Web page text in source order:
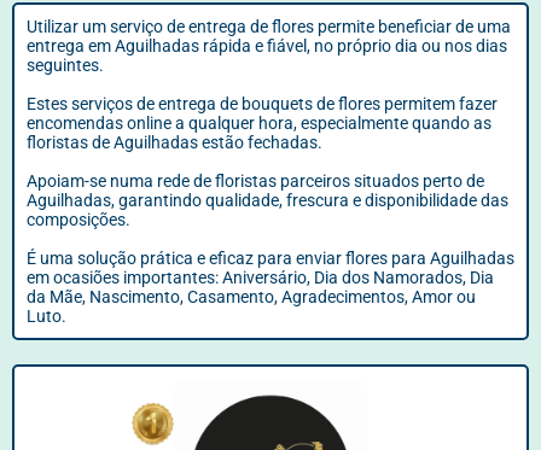
Utilizar um serviço de entrega de flores permite beneficiar de uma
entrega em Aguilhadas rápida e fiável, no próprio dia ou nos dias
seguintes.
Estes serviços de entrega de bouquets de flores permitem fazer
encomendas online a qualquer hora, especialmente quando as
floristas de Aguilhadas estão fechadas.
Apoiam-se numa rede de floristas parceiros situados perto de
Aguilhadas, garantindo qualidade, frescura e disponibilidade das
composições.
É uma solução prática e eficaz para enviar flores para Aguilhadas
em ocasiões importantes: Aniversário, Dia dos Namorados, Dia
da Mãe, Nascimento, Casamento, Agradecimentos, Amor ou
Luto.